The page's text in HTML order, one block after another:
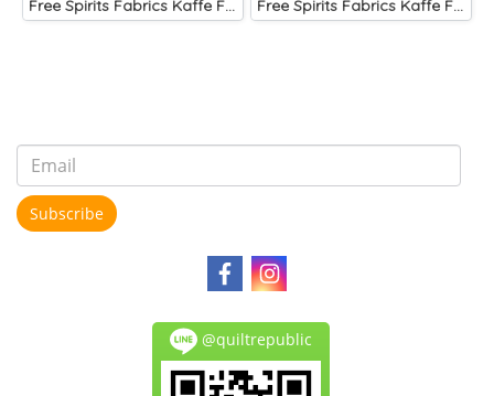
Free Spirits Fabrics Kaffe Fassette Collective Urchin Blue Free Spirits Fabrics Kaffe Fassette Collective Blooms Black
Subscribe
@quiltrepublic